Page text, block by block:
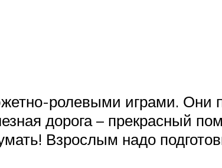
ролевыми играми. Они
дорога – прекрасный
Взрослым надо